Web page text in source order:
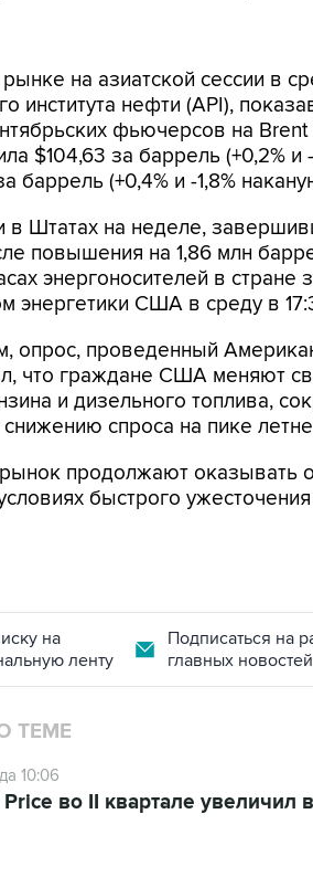
на азиатской сессии в
института нефти (API),
фьючерсов на
$104,63 за баррель (+0,2%
баррель (+0,4% и -1,8%
в Штатах на неделе,
повышения на 1,86 млн
энергоносителей в
энергетики США в среду в
опрос, проведенный
что граждане США меняют
и дизельного топлива,
снижению спроса на пике
продолжают оказывать
быстрого
на
ленту
Подписаться на
главных
ТЕМЕ
10:06
во II квартале увеличил